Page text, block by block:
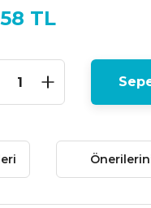
TL